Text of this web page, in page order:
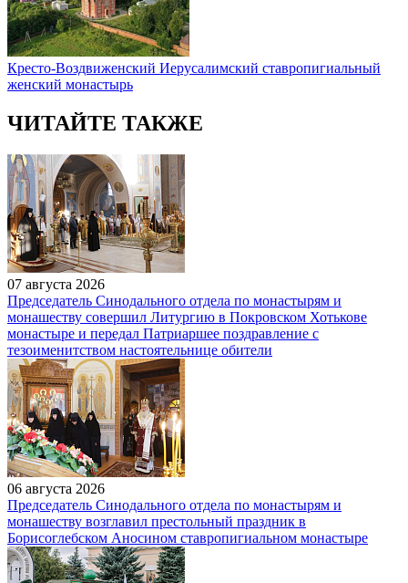
Кресто-Воздвиженский Иерусалимский ставропигиальный
женский монастырь
ЧИТАЙТЕ ТАКЖЕ
07 августа 2026
Председатель Синодального отдела по монастырям и
монашеству совершил Литургию в Покровском Хотькове
монастыре и передал Патриаршее поздравление с
тезоименитством настоятельнице обители
06 августа 2026
Председатель Синодального отдела по монастырям и
монашеству возглавил престольный праздник в
Борисоглебском Аносином ставропигиальном монастыре